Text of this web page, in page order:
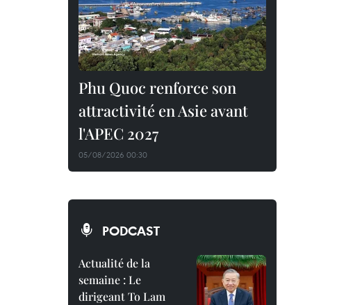
Phu Quoc renforce son
attractivité en Asie avant
l'APEC 2027
05/08/2026 00:30
PODCAST
Actualité de la
semaine : Le
dirigeant To Lam